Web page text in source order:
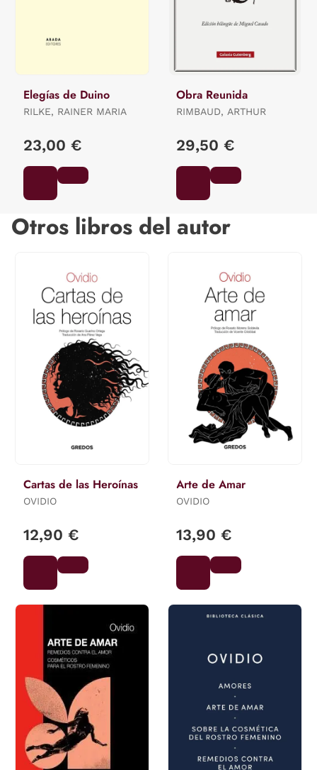
Elegías de Duino
RILKE, RAINER MARIA
23,00 €
Obra Reunida
RIMBAUD, ARTHUR
29,50 €
Otros libros del autor
Cartas de las Heroínas
OVIDIO
12,90 €
Arte de Amar
OVIDIO
13,90 €